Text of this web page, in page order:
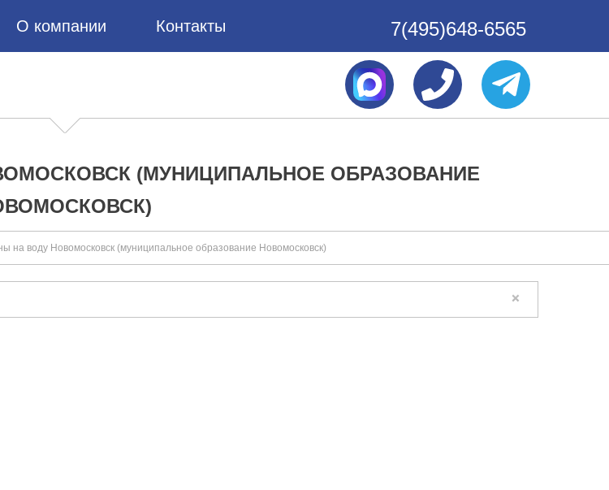
О компании Контакты 7(495)648-6565
(МУНИЦИПАЛЬНОЕ ОБРАЗОВАНИЕ
на воду Новомосковск (муниципальное образование Новомосковск)